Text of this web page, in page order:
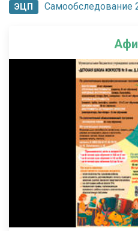
ЭЦП Самообследование